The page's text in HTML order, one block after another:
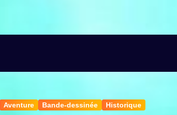
Aventure Bande-dessinée Historique